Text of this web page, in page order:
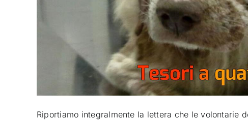
Riportiamo integralmente la lettera che le volontarie